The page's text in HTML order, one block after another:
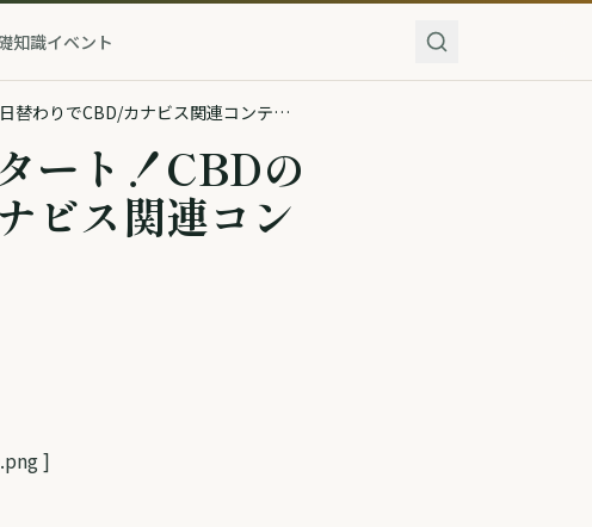
知識イベント
CBDアドベントカレンダー2023がスタート！CBDの日から麻の日まで日替わりでCBD/カナビス関連コンテンツを発信！
ート！CBDの
ビス関連コン
]